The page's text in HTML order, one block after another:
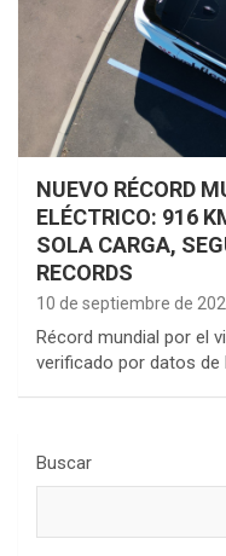
NUEVO RÉCORD
ELÉCTRICO: 916
SOLA CARGA,
RECORDS
10 de septiembre de
Récord mundial por el
verificado por datos de
Buscar